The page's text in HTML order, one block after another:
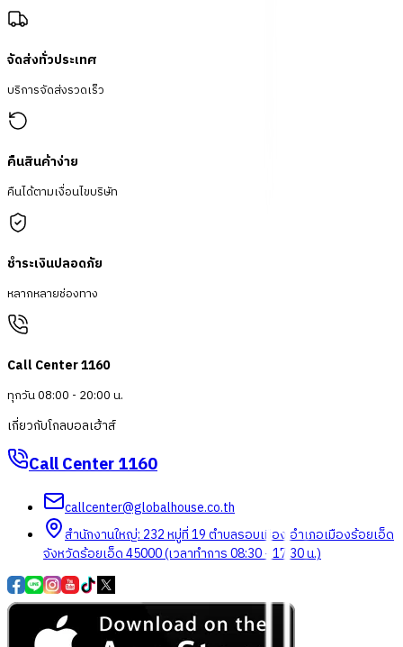
จัดส่งทั่วประเทศ
บริการจัดส่งรวดเร็ว
คืนสินค้าง่าย
คืนได้ตามเงื่อนไขบริษัท
ชำระเงินปลอดภัย
หลากหลายช่องทาง
Call Center 1160
ทุกวัน 08:00 - 20:00 น.
เกี่ยวกับโกลบอลเฮ้าส์
Call Center1160
callcenter@globalhouse.co.th
สำนักงานใหญ่: 232 หมู่ที่ 19 ตำบลรอบเมือง อำเภอเมืองร้อยเอ็ด
จังหวัดร้อยเอ็ด 45000 (เวลาทำการ 08:30 - 17:30 น.)